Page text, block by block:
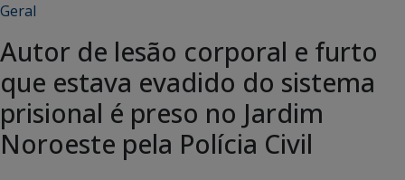
Geral
Autor de lesão corporal e furto
que estava evadido do sistema
prisional é preso no Jardim
Noroeste pela Polícia Civil